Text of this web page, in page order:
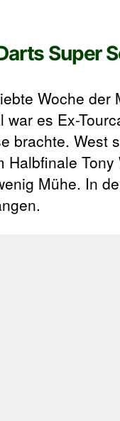
Super
Woche der
war es Ex-
brachte. West
Halbfinale
Mühe. In